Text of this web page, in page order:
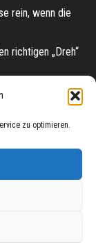
zu optimieren.
rein, wenn die
richtigen „Dreh“
es sollten
bestäuben